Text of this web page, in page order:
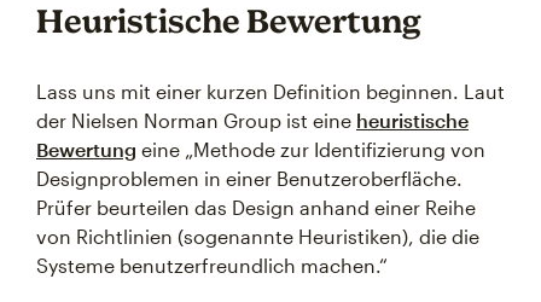
Heuristische Bewertung
Lass uns mit einer kurzen Definition beginnen. Laut
der Nielsen Norman Group ist eine heuristische
Bewertung eine „Methode zur Identifizierung von
Designproblemen in einer Benutzeroberfläche.
Prüfer beurteilen das Design anhand einer Reihe
von Richtlinien (sogenannte Heuristiken), die die
Systeme benutzerfreundlich machen.“